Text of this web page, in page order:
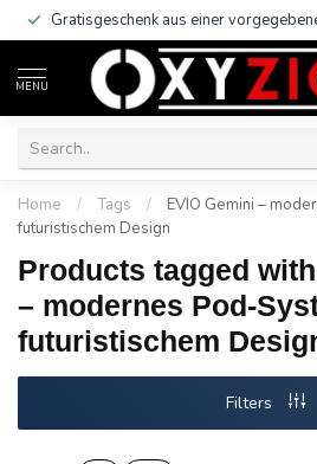
Gratisgeschenk aus einer
MENU
Home / Tags /
EVIO Gemini –
futuristischem Design
Products tagged
– modernes Pod-
futuristischem
Filters